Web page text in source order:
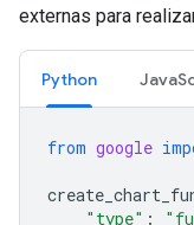
externas para
Python
from google
"type" :